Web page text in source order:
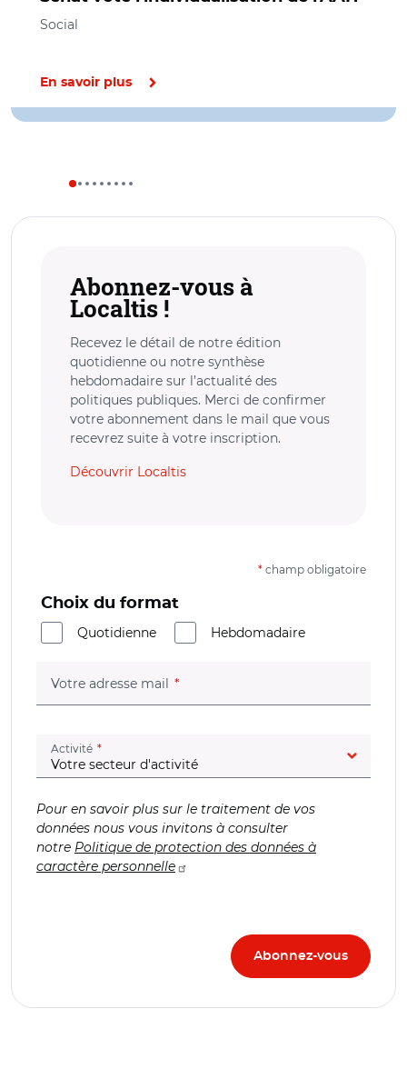
Social
En savoir plus
Abonnez-vous à
Localtis !
Recevez le détail de notre édition
quotidienne ou notre synthèse
hebdomadaire sur l’actualité des
politiques publiques. Merci de confirmer
votre abonnement dans le mail que vous
recevrez suite à votre inscription.
Découvrir Localtis
* champ obligatoire
Choix du format
Quotidienne
Hebdomadaire
Votre adresse mail (champ obligatoire)
Activité (champ obligatoire)
Pour en savoir plus sur le traitement de vos
données nous vous invitons à consulter
notre Politique de protection des données à
caractère personnelle